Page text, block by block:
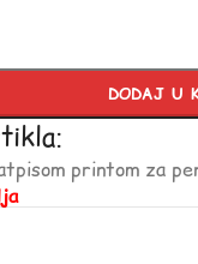
DODAJ U
printom za